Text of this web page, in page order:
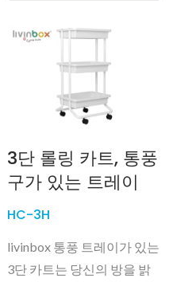
3단 롤링 카트, 통풍
구가 있는 트레이
HC-3H
livinbox 통풍 트레이가 있는
3단 카트는 당신의 방을 밝